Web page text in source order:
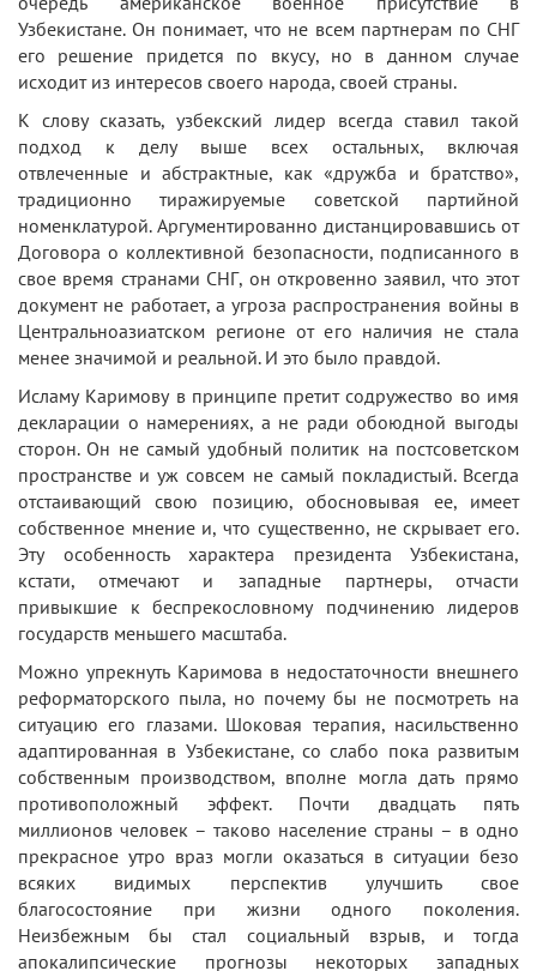
Узбекистане. Он понимает, что не всем партнерам по СНГ
его решение придется по вкусу, но в данном случае
исходит из интересов своего народа, своей страны.
К слову сказать, узбекский лидер всегда ставил такой
подход к делу выше всех остальных, включая
отвлеченные и абстрактные, как «дружба и братство»,
традиционно тиражируемые советской партийной
номенклатурой. Аргументированно дистанцировавшись от
Договора о коллективной безопасности, подписанного в
свое время странами СНГ, он откровенно заявил, что этот
документ не работает, а угроза распространения войны в
Центральноазиатском регионе от его наличия не стала
менее значимой и реальной. И это было правдой.
Исламу Каримову в принципе претит содружество во имя
декларации о намерениях, а не ради обоюдной выгоды
сторон. Он не самый удобный политик на постсоветском
пространстве и уж совсем не самый покладистый. Всегда
отстаивающий свою позицию, обосновывая ее, имеет
собственное мнение и, что существенно, не скрывает его.
Эту особенность характера президента Узбекистана,
кстати, отмечают и западные партнеры, отчасти
привыкшие к беспрекословному подчинению лидеров
государств меньшего масштаба.
Можно упрекнуть Каримова в недостаточности внешнего
реформаторского пыла, но почему бы не посмотреть на
ситуацию его глазами. Шоковая терапия, насильственно
адаптированная в Узбекистане, со слабо пока развитым
собственным производством, вполне могла дать прямо
противоположный эффект. Почти двадцать пять
миллионов человек – таково население страны – в одно
прекрасное утро враз могли оказаться в ситуации безо
всяких видимых перспектив улучшить свое
благосостояние при жизни одного поколения.
Неизбежным бы стал социальный взрыв, и тогда
апокалипсические прогнозы некоторых западных